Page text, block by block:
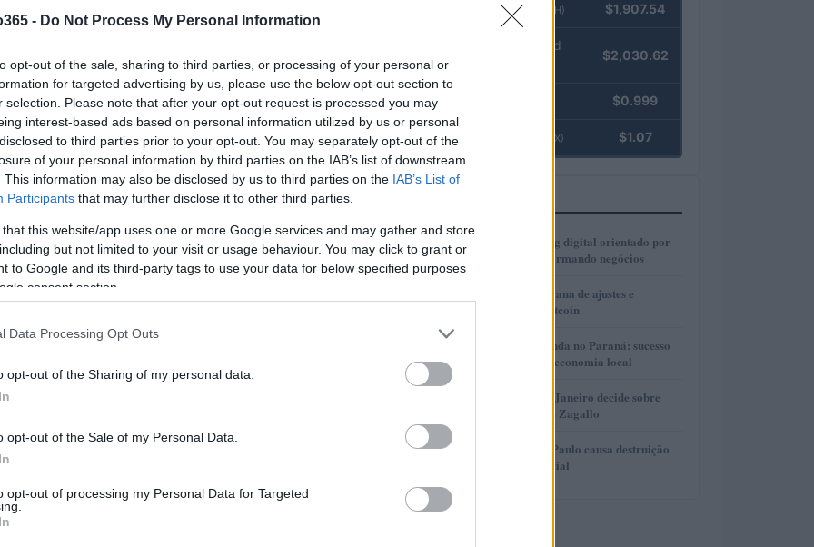
- Do Not Process My Personal Information
opt-out of the sale, sharing to third parties, or processing of your personal or
for targeted advertising by us, please use the below opt-out section to
selection. Please note that after your opt-out request is processed you may
interest-based ads based on personal information utilized by us or personal
to third parties prior to your opt-out. You may separately opt-out of the
of your personal information by third parties on the IAB’s list of downstream
This information may also be disclosed by us to third parties on the IAB’s List of
Participants that may further disclose it to other third parties.
that this website/app uses one or more Google services and may gather and store
but not limited to your visit or usage behaviour. You may click to grant or
to Google and its third-party tags to use your data for below specified purposes
consent section.
Data Processing Opt Outs
opt-out of the Sharing of my personal data.
opt-out of the Sale of my Personal Data.
opt-out of processing my Personal Data for Targeted
Ethereum (ETH) $1,907.54
kpk ETH Yield
$2,030.62
$0.999
(USDEX) $1.07
1
Como o marketing digital orientado por
dados está transformando negócios
2
Real e cripto: semana de ajustes e
dominância de Bitcoin
3
Turismo de Lavanda no Paraná: sucesso
que movimenta a economia local
Justiça do Rio de Janeiro decide sobre
divisão de bens de Zagallo
5
Incêndio em São Paulo causa destruição
em centro comercial